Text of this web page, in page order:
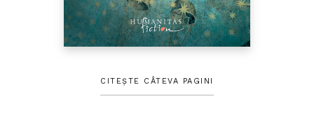
CITEȘTE CÂTEVA PAGINI